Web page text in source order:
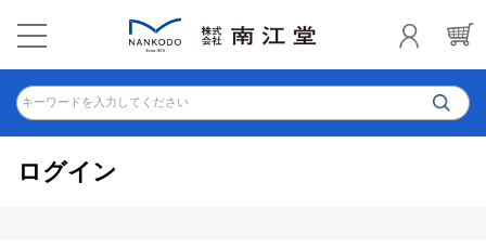
キーワードを入力してください
ログイン